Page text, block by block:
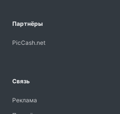
Партнёры
PicCash.net
Связь
Реклама